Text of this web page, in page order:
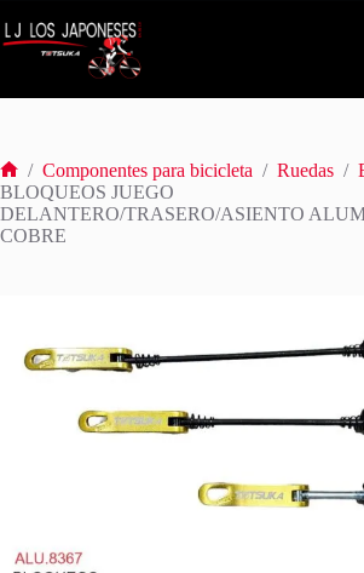
al
contenido
Inicio
/ Componentes para bicicleta / Ruedas /
BLOQUEOS JUEGO
DELANTERO/TRASERO/ASIENTO
COBRE